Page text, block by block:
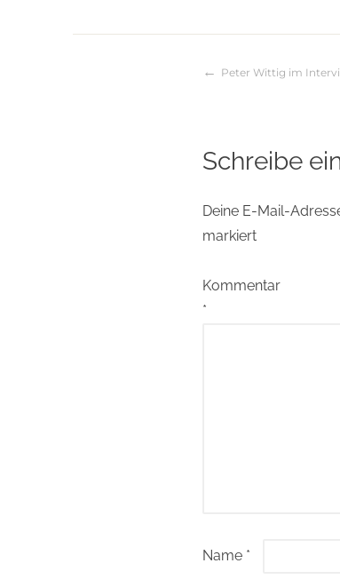
Peter Wittig im
Schreibe
Deine E-Mail-
markiert
Kommentar
*
Name *